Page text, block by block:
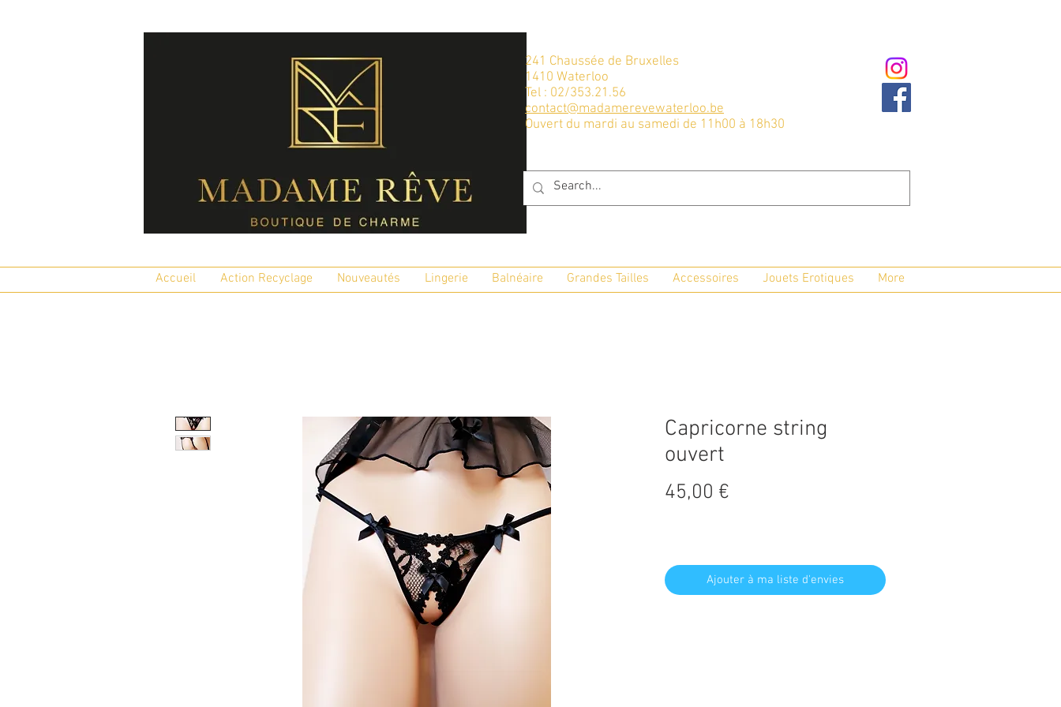
241 Chaussée de Bruxelles
1410 Waterloo
Tel : 02/353.21.56
contact@madamerevewaterloo.be
Ouvert du mardi au samedi de 11h00 à 18h30
Accueil Action Recyclage Nouveautés Lingerie Balnéaire Grandes Tailles Accessoires Jouets Erotiques More
Capricorne string
ouvert
45,00 €
Ajouter à ma liste d'envies